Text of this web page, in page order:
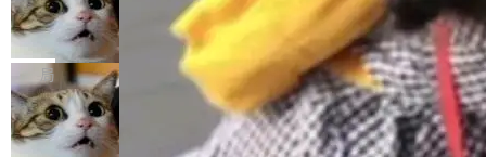
意味着一个无人看管的 AI 程序，在近半年时间
里日夜不停地"烧钱"。 复盘显示，...
而美国模型厂商在"闭门造车"。他的原话是 "buil
ding in silos"——各自为战，互不通气。 这个判
断从他嘴里说出来分量不同。Hugging Face 是
全球最大的开源 AI 平台，上面跑着上百万个模
型。谁在开源赛道上领先，...
序给别人用。偶尔有人自己写个博客系统、智能
家居控制、家庭实验室，都算稀奇事。 Crawsh
aw 是 Shelley 的作者，一个开源 AI coding age
nt。他最近在博客上写了一篇文章，核心论点很
简单：开发者工具必须开源。 理由不是传统的自
由软件情怀，而是一个跟 AI agent 直接相关的
DeepSeek Harness 宣布内测邀请，全
网最大规模开源 Agent 路演现场诞生
一条内测招募帖，发出去的时候大概没人想到它
会变成一场开源 Agent 生态的路演。 8月1日，
DeepSeek Harness 团队负责人崔添翼（tiany
i）在 X 上发帖： 「如果你是 Agent Harness 相
关开源项目的开发者，希望参加 DeepSeek Har
局
商汤 SenseNova U1.5-Lite-Preview
开源
商汤科技宣布面向社区开源轻量级统一多模态模